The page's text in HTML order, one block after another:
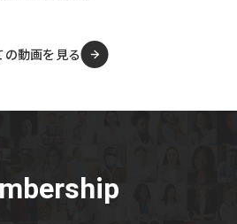
口コミやサウナーの高評価によ
ラン2025、グッドデザイン賞
確かにサウナをきっかけに最初は
ただ、うちは”温泉宿”北海道最古
の動画を見る